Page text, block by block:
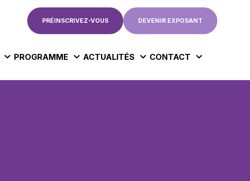
PRÉINSCRIVEZ-VOUS DEVENIR EXPOSANT
PROGRAMME ACTUALITÉS CONTACT